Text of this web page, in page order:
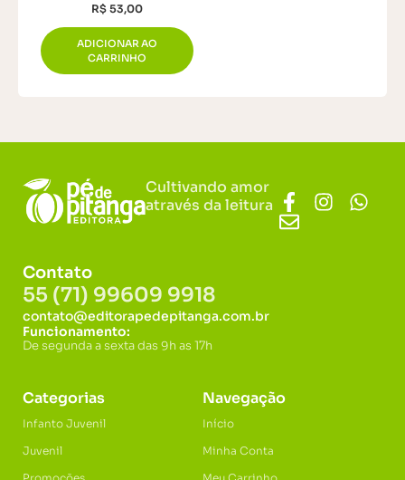
R$ 53,00
ADICIONAR AO
CARRINHO
Cultivando amor
através da leitura
Contato
55 (71) 99609 9918
contato@editorapedepitanga.com.br
Funcionamento:
De segunda a sexta das 9h as 17h
Navegação
Início
Minha Conta
Categorias
Infanto Juvenil
Juvenil